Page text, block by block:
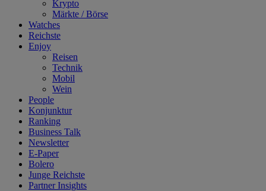
Krypto
Märkte / Börse
Watches
Reichste
Enjoy
Reisen
Technik
Mobil
Wein
People
Konjunktur
Ranking
Business Talk
Newsletter
E-Paper
Bolero
Junge Reichste
Partner Insights